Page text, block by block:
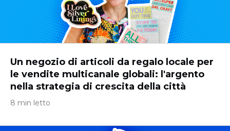
Un negozio di articoli da regalo locale per
le vendite multicanale globali: l'argento
nella strategia di crescita della città
8 min letto